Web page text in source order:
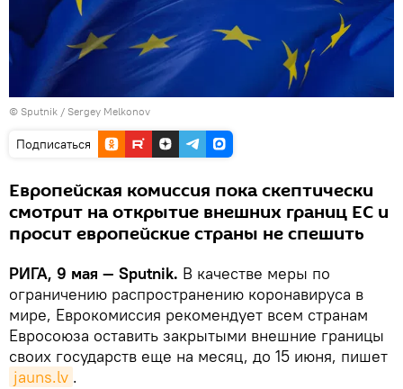
© Sputnik / Sergey Melkonov
Подписаться
Европейская комиссия пока скептически
смотрит на открытие внешних границ ЕС и
просит европейские страны не спешить
РИГА, 9 мая — Sputnik. В качестве меры по
ограничению распространению коронавируса в
мире, Еврокомиссия рекомендует всем странам
Евросоюза оставить закрытыми внешние границы
своих государств еще на месяц, до 15 июня, пишет
jauns.lv .